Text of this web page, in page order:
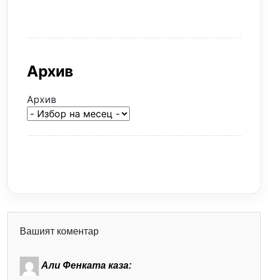
Архив
Архив
Вашият коментар
Али Фенката каза: